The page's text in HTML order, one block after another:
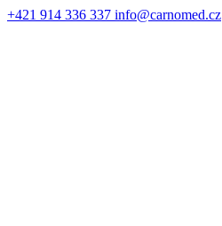
+421 914 336 337 info@carnomed.cz